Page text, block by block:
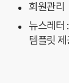
회원관리
뉴스레터
템플릿 제